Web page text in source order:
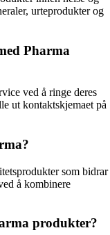
urteprodukter og
Pharma
ved å ringe deres
ut kontaktskjemaet på
som bidrar
å kombinere
produkter?